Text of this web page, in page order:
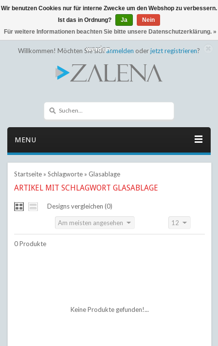
Willkommen! Möchten Sie sichanmelden oderjetzt registrieren?
MENU
Startseite» Schlagworte» Glasablage
ARTIKEL MIT SCHLAGWORT GLASABLAGE
Designs vergleichen (0)
Am meisten angesehen 12
0 Produkte
Keine Produkte gefunden!...
Wir benutzen Cookies nur für interne Zwecke um den Webshop zu verbessern.
Ist das in Ordnung?
Ja
Nein
Für weitere Informationen beachten Sie bitte unsere Datenschutzerklärung. »
← Zurück zum BackofficeDieser Shop befindet sich im Aufbau
Eventuell können nicht alle Bestellungen eingehalten oder erfüllt
werden.